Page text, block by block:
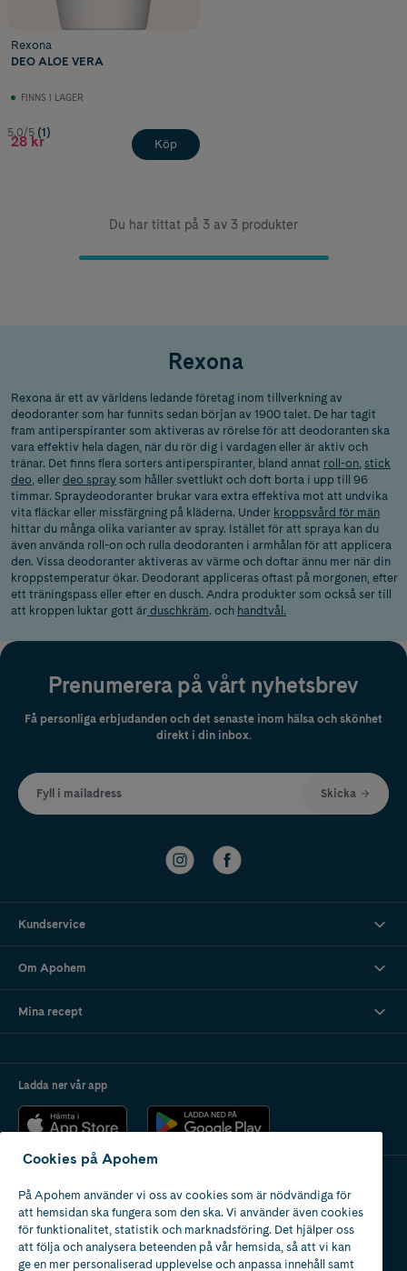
Rexona
DEO ALOE VERA
FINNS I LAGER
5.0/5 (1)
28 kr Köp
Du har tittat på 3 av 3 produkter
Rexona
Rexona är ett av världens ledande företag inom tillverkning av
deodoranter som har funnits sedan början av 1900 talet. De har tagit
fram antiperspiranter som aktiveras av rörelse för att deodoranten ska
vara effektiv hela dagen, när du rör dig i vardagen eller är aktiv och
tränar. Det finns flera sorters antiperspiranter, bland annat roll-on stick
deo , eller deo spray som håller svettlukt och doft borta i upp till 96
timmar. Spraydeodoranter brukar vara extra effektiva mot att undvika
vita fläckar eller missfärgning på kläderna. Under kroppsvård för män
hittar du många olika varianter av spray. Istället för att spraya kan du
även använda roll-on och rulla deodoranten i armhålan för att applicera
den. Vissa deodoranter aktiveras av värme och doftar ännu mer när din
kroppstemperatur ökar. Deodorant appliceras oftast på morgonen, efter
ett träningspass eller efter en dusch. Andra produkter som också ser till
att kroppen luktar gott är duschkräm. och handtvål.
Prenumerera på vårt nyhetsbrev
Få personliga erbjudanden och det senaste inom hälsa och skönhet
direkt i din inbox.
Fyll i mailadress Skicka
Kundservice
Om Apohem
Mina recept
Ladda ner vår app
Apotek med tillstånd
av Läkemedelsverket
Cookies på Apohem
På Apohem använder vi oss av cookies som är nödvändiga för
att hemsidan ska fungera som den ska. Vi använder även cookies
för funktionalitet, statistik och marknadsföring. Det hjälper oss
att följa och analysera beteenden på vår hemsida, så att vi kan
ge en mer personaliserad upplevelse och anpassa innehåll samt